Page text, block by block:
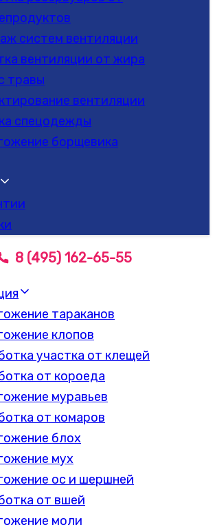
систем вентиляции
вентиляции от жира
травы
вентиляции
спецодежды
борщевика
8 (495) 162-65-55
тараканов
клопов
участка от клещей
от короеда
муравьев
от комаров
блох
мух
ос и шершней
от вшей
моли